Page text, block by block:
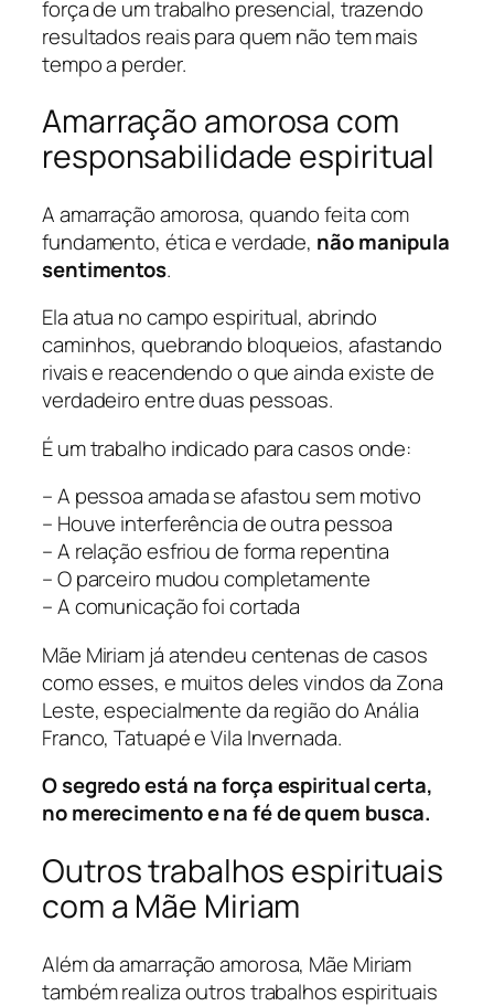
força de um trabalho presencial, trazendo
resultados reais para quem não tem mais
tempo a perder.
Amarração amorosa com
responsabilidade espiritual
A amarração amorosa, quando feita com
fundamento, ética e verdade, não manipula
sentimentos.
Ela atua no campo espiritual, abrindo
caminhos, quebrando bloqueios, afastando
rivais e reacendendo o que ainda existe de
verdadeiro entre duas pessoas.
É um trabalho indicado para casos onde:
– A pessoa amada se afastou sem motivo
– Houve interferência de outra pessoa
– A relação esfriou de forma repentina
– O parceiro mudou completamente
– A comunicação foi cortada
Mãe Miriam já atendeu centenas de casos
como esses, e muitos deles vindos da Zona
Leste, especialmente da região do Anália
Franco, Tatuapé e Vila Invernada.
O segredo está na força espiritual certa,
no merecimento e na fé de quem busca.
Outros trabalhos espirituais
com a Mãe Miriam
Além da amarração amorosa, Mãe Miriam
também realiza outros trabalhos espirituais